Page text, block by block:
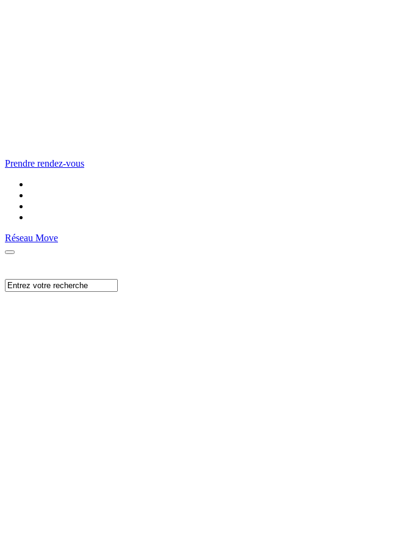
Prendre rendez-vous
Réseau Move